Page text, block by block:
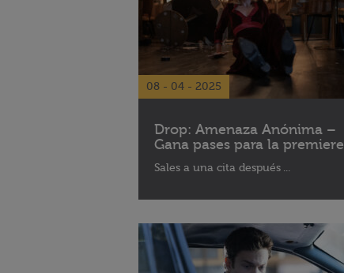
08 - 04 - 2025
Drop: Amenaza Anónima –
Gana pases para la premiere
Sales a una cita después ...